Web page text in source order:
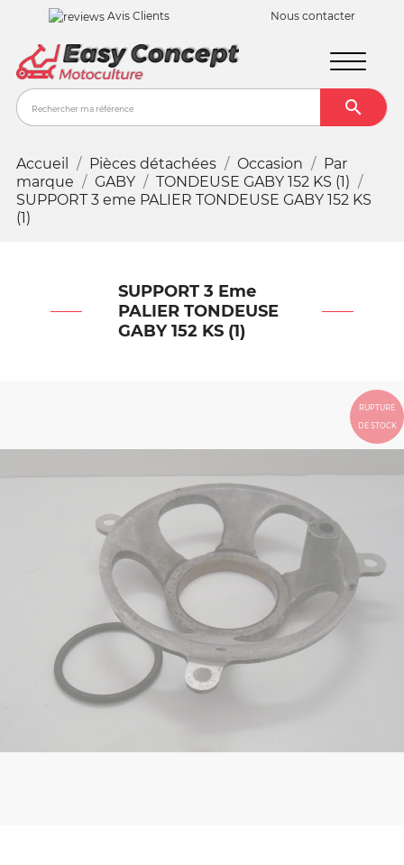
Avis Clients Nous contacter

Accueil Pièces détachées Occasion
Par
marque
GABY
TONDEUSE GABY 152 KS (1)
SUPPORT 3 eme PALIER TONDEUSE GABY 152 KS
(1)
SUPPORT 3 Eme
PALIER TONDEUSE
GABY 152 KS (1)
RUPTURE
DE STOCK